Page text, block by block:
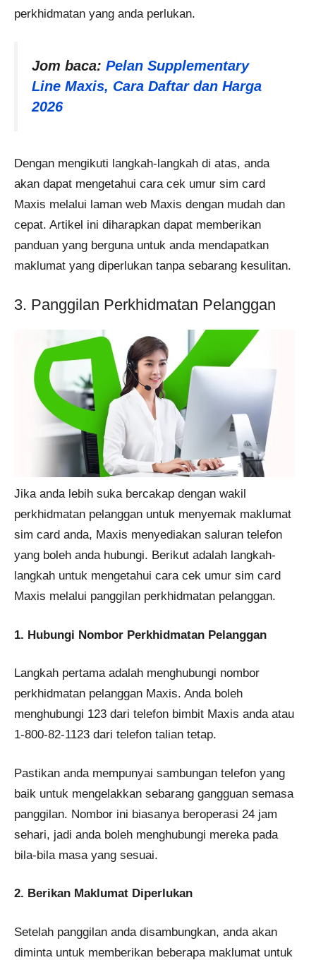
perkhidmatan yang anda perlukan.
Jom baca: Pelan Supplementary
Line Maxis, Cara Daftar dan Harga
2026
Dengan mengikuti langkah-langkah di atas, anda
akan dapat mengetahui cara cek umur sim card
Maxis melalui laman web Maxis dengan mudah dan
cepat. Artikel ini diharapkan dapat memberikan
panduan yang berguna untuk anda mendapatkan
maklumat yang diperlukan tanpa sebarang kesulitan.
3. Panggilan Perkhidmatan Pelanggan
Jika anda lebih suka bercakap dengan wakil
perkhidmatan pelanggan untuk menyemak maklumat
sim card anda, Maxis menyediakan saluran telefon
yang boleh anda hubungi. Berikut adalah langkah-
langkah untuk mengetahui cara cek umur sim card
Maxis melalui panggilan perkhidmatan pelanggan.
1. Hubungi Nombor Perkhidmatan Pelanggan
Langkah pertama adalah menghubungi nombor
perkhidmatan pelanggan Maxis. Anda boleh
menghubungi 123 dari telefon bimbit Maxis anda atau
1-800-82-1123 dari telefon talian tetap.
Pastikan anda mempunyai sambungan telefon yang
baik untuk mengelakkan sebarang gangguan semasa
panggilan. Nombor ini biasanya beroperasi 24 jam
sehari, jadi anda boleh menghubungi mereka pada
bila-bila masa yang sesuai.
2. Berikan Maklumat Diperlukan
Setelah panggilan anda disambungkan, anda akan
diminta untuk memberikan beberapa maklumat untuk